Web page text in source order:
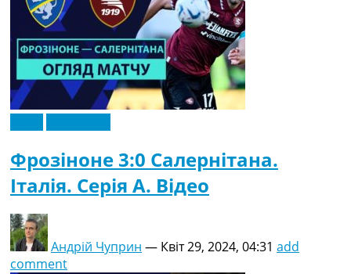
Фрозіноне 3:0 Салернітана.
Італія. Серія A. Відео
Андрій Чуприн — Квіт 29, 2024, 04:31 add
comment